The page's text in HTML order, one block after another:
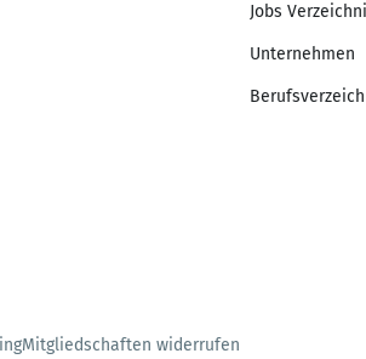
Jobs
Unternehmen
Mitgliedschaften widerrufen